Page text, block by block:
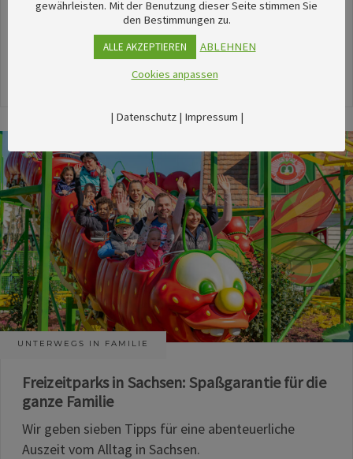
stimmungsvolle Veranstaltungen im August
herausgesucht.
UNTERWEGS IN FAMILIE
Freizeitparks in Sachsen: Spaßgarantie für die
ganze Familie
Wir geben sieben Tipps für eine abenteuerliche
Auszeit vom Alltag in Sachsen.
gewährleisten. Mit der Benutzung dieser Seite stimmen Sie
den Bestimmungen zu.
ALLE AKZEPTIEREN
ABLEHNEN
Cookies anpassen
| Datenschutz| Impressum |